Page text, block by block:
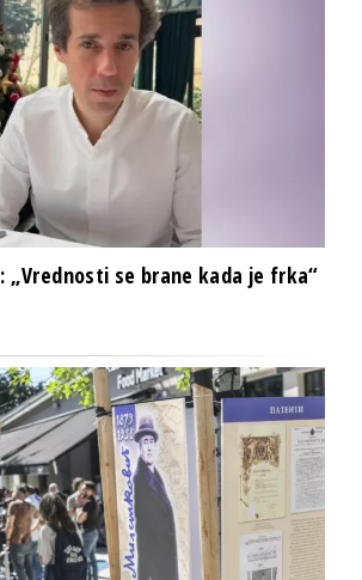
„Vrednosti se brane kada je frka“